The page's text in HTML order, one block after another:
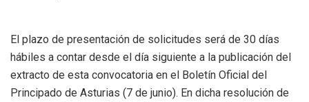
El plazo de presentación de solicitudes será de 30 días
hábiles a contar desde el día siguiente a la publicación del
extracto de esta convocatoria en el Boletín Oficial del
Principado de Asturias (7 de junio). En dicha resolución de